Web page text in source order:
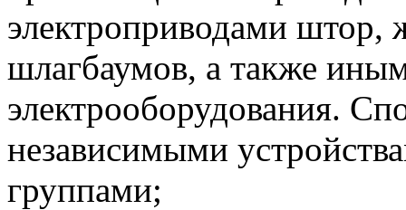
электроприводами штор,
шлагбаумов, а также
электрооборудования.
независимыми
группами;